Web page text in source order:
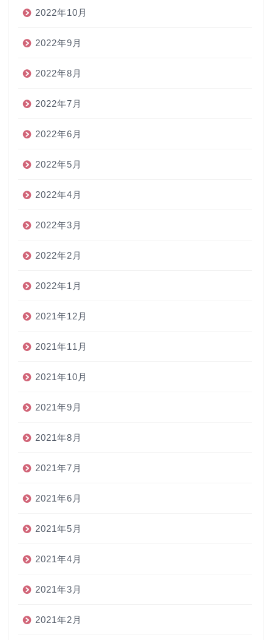
2022年10月
2022年9月
2022年8月
2022年7月
2022年6月
2022年5月
2022年4月
2022年3月
2022年2月
2022年1月
2021年12月
2021年11月
2021年10月
2021年9月
2021年8月
2021年7月
2021年6月
2021年5月
2021年4月
2021年3月
2021年2月